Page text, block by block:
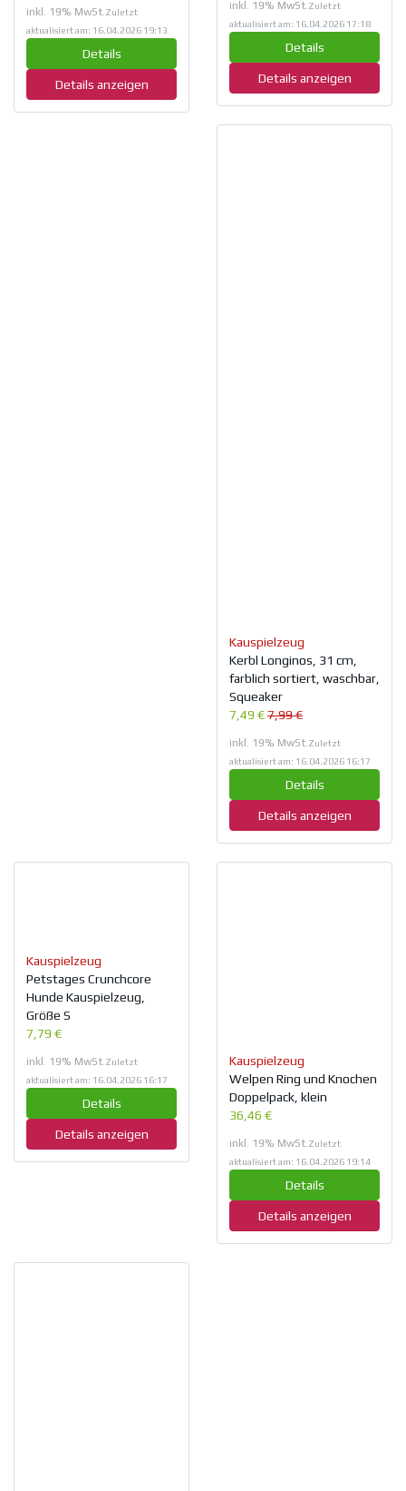
inkl. 19% MwSt.Zuletzt
aktualisiert am: 16.04.2026 19:13
Details
Details anzeigen
inkl. 19% MwSt. Zuletzt
aktualisiert am: 16.04.2026 17:18
Details
Details anzeigen
Kauspielzeug
Kerbl Longinos, 31 cm,
farblich sortiert, waschbar,
Squeaker
7,49 €7,99 €
inkl. 19% MwSt.Zuletzt
aktualisiert am: 16.04.2026 16:17
Details
Details anzeigen
Kauspielzeug
Petstages Crunchcore
Hunde Kauspielzeug,
Größe S
7,79 €
inkl. 19% MwSt. Zuletzt
aktualisiert am: 16.04.2026 16:17
Details
Details anzeigen
Kauspielzeug
Welpen Ring und Knochen
Doppelpack, klein
36,46 €
inkl. 19% MwSt.Zuletzt
aktualisiert am: 16.04.2026 19:14
Details
Details anzeigen